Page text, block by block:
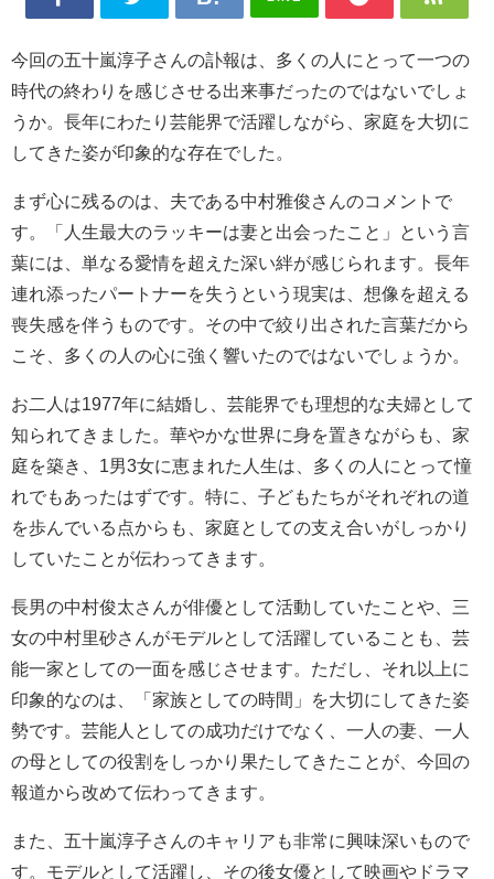
今回の五十嵐淳子さんの訃報は、多くの人にとって一つの
時代の終わりを感じさせる出来事だったのではないでしょ
うか。長年にわたり芸能界で活躍しながら、家庭を大切に
してきた姿が印象的な存在でした。
まず心に残るのは、夫である中村雅俊さんのコメントで
す。「人生最大のラッキーは妻と出会ったこと」という言
葉には、単なる愛情を超えた深い絆が感じられます。長年
連れ添ったパートナーを失うという現実は、想像を超える
喪失感を伴うものです。その中で絞り出された言葉だから
こそ、多くの人の心に強く響いたのではないでしょうか。
お二人は1977年に結婚し、芸能界でも理想的な夫婦として
知られてきました。華やかな世界に身を置きながらも、家
庭を築き、1男3女に恵まれた人生は、多くの人にとって憧
れでもあったはずです。特に、子どもたちがそれぞれの道
を歩んでいる点からも、家庭としての支え合いがしっかり
していたことが伝わってきます。
長男の中村俊太さんが俳優として活動していたことや、三
女の中村里砂さんがモデルとして活躍していることも、芸
能一家としての一面を感じさせます。ただし、それ以上に
印象的なのは、「家族としての時間」を大切にしてきた姿
勢です。芸能人としての成功だけでなく、一人の妻、一人
の母としての役割をしっかり果たしてきたことが、今回の
報道から改めて伝わってきます。
また、五十嵐淳子さんのキャリアも非常に興味深いもので
す。モデルとして活躍し、その後女優として映画やドラマ